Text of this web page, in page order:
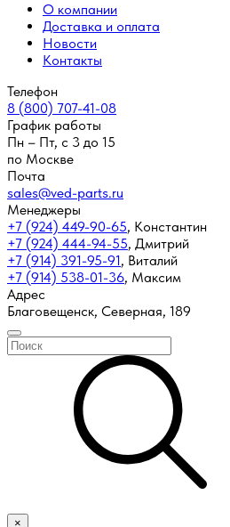
О компании
Доставка и оплата
Новости
Контакты
Телефон
8 (800) 707-41-08
График работы
Пн – Пт, с 3 до 15
по Москве
Почта
sales@ved-parts.ru
Менеджеры
+7 (924) 449-90-65, Константин
+7 (924) 444-94-55, Дмитрий
+7 (914) 391-95-91, Виталий
+7 (914) 538-01-36, Максим
Адрес
Благовещенск, Северная, 189
×